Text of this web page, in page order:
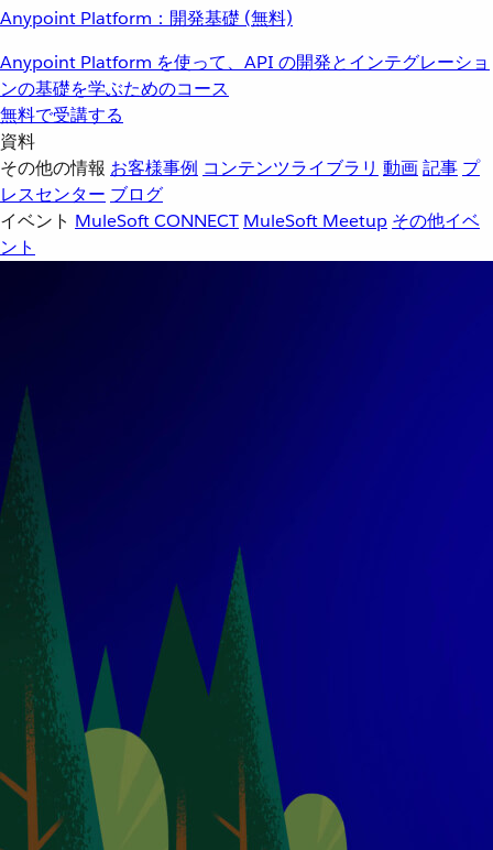
Anypoint Platform：開発基礎 (無料)
Anypoint Platform を使って、API の開発とインテグレーショ
ンの基礎を学ぶためのコース
無料で受講する
資料
その他の情報 お客様事例 コンテンツライブラリ 動画記事 プ
レスセンター ブログ
イベント MuleSoft CONNECT MuleSoft Meetup その他イベ
ント